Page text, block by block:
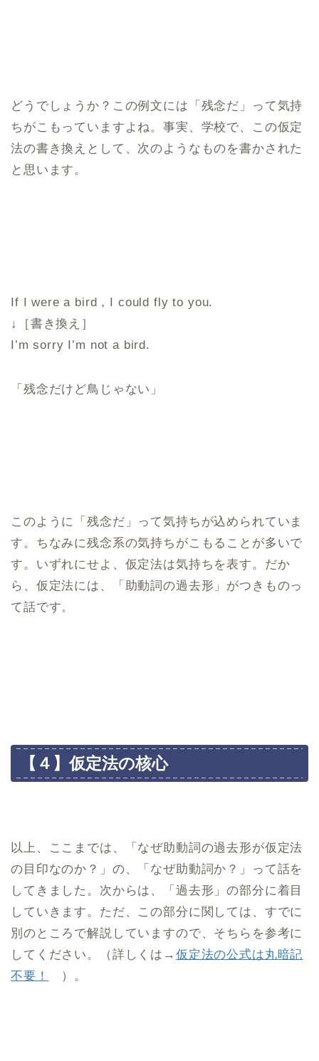
どうでしょうか？この例文には「残念だ」って気持
ちがこもっていますよね。事実、学校で、この仮定
法の書き換えとして、次のようなものを書かされた
と思います。
If I were a bird，I could fly to you.
↓［書き換え］
I’m sorry I’m not a bird.
「残念だけど鳥じゃない」
このように「残念だ」って気持ちが込められていま
す。ちなみに残念系の気持ちがこもることが多いで
す。いずれにせよ、仮定法は気持ちを表す。だか
ら、仮定法には、「助動詞の過去形」がつきものっ
て話です。
【４】仮定法の核心
以上、ここまでは、「なぜ助動詞の過去形が仮定法
の目印なのか？」の、「なぜ助動詞か？」って話を
してきました。次からは、「過去形」の部分に着目
していきます。ただ、この部分に関しては、すでに
別のところで解説していますので、そちらを参考に
してください。（詳しくは→ 仮定法の公式は丸暗記
不要！
）。